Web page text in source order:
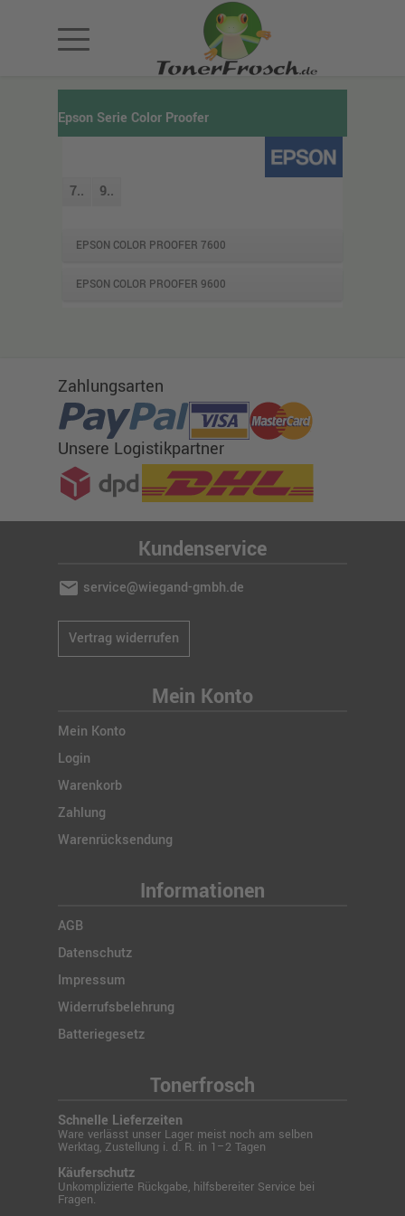
Epson Serie Color Proofer
7.. 9..
EPSON COLOR PROOFER 7600
EPSON COLOR PROOFER 9600
Zahlungsarten
Unsere Logistikpartner
Kundenservice
mail service@wiegand-gmbh.de
Vertrag widerrufen
Mein Konto
Mein Konto
Login
Warenkorb
Zahlung
Warenrücksendung
Informationen
AGB
Datenschutz
Impressum
Widerrufsbelehrung
Batteriegesetz
Tonerfrosch
Schnelle Lieferzeiten
Ware verlässt unser Lager meist noch am selben
Werktag, Zustellung i. d. R. in 1–2 Tagen
Käuferschutz
Unkomplizierte Rückgabe, hilfsbereiter Service bei
Fragen.